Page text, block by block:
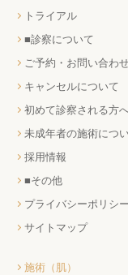
トライアル
■診察について
ご予約・お問い合わ
キャンセルについて
初めて診察される方
未成年者の施術につ
採用情報
■その他
プライバシーポリシー
サイトマップ
施術（肌）